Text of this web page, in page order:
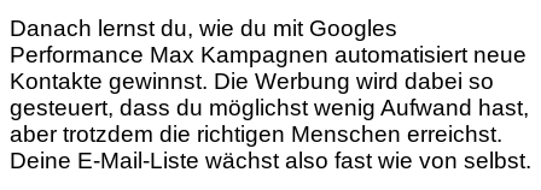
Danach lernst du, wie du mit Googles
Performance Max Kampagnen automatisiert neue
Kontakte gewinnst. Die Werbung wird dabei so
gesteuert, dass du möglichst wenig Aufwand hast,
aber trotzdem die richtigen Menschen erreichst.
Deine E-Mail-Liste wächst also fast wie von selbst.